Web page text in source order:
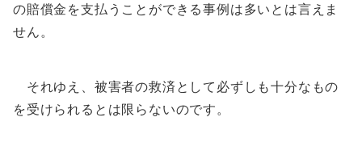
の賠償金を支払うことができる事例は多いとは言えま
せん。
それゆえ、被害者の救済として必ずしも十分なもの
を受けられるとは限らないのです。